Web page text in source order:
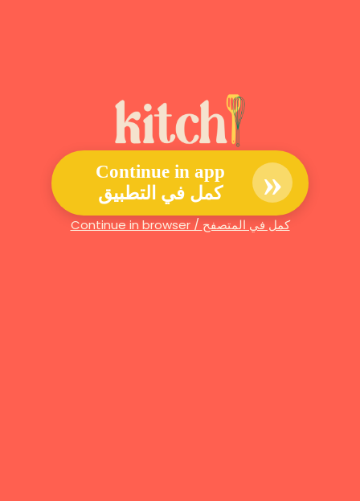
Continue in app
كمل في التطبيق
»
Continue in browser / كمل في المتصفح